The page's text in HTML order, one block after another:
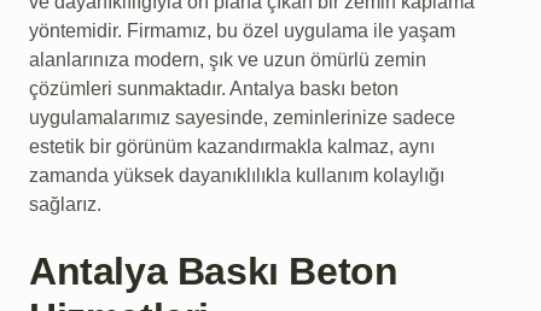
yöntemidir. Firmamız, bu özel uygulama ile yaşam
alanlarınıza modern, şık ve uzun ömürlü zemin
çözümleri sunmaktadır. Antalya baskı beton
uygulamalarımız sayesinde, zeminlerinize sadece
estetik bir görünüm kazandırmakla kalmaz, aynı
zamanda yüksek dayanıklılıkla kullanım kolaylığı
sağlarız.
Antalya Baskı Beton